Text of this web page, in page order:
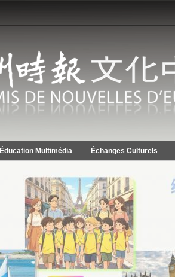
Éducation Multimédia Échanges Culturels